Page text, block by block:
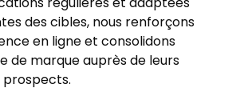
des cibles, nous renforçons
en ligne et consolidons
de marque auprès de leurs